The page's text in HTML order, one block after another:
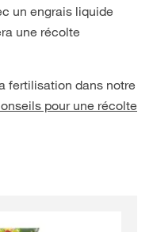
un engrais liquide
une récolte
fertilisation dans notre
pour une récolte